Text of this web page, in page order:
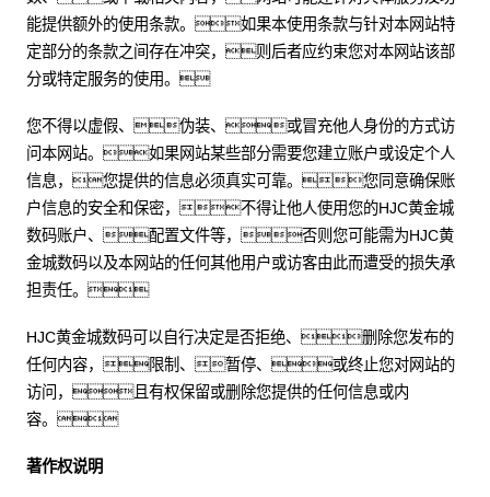
能提供额外的使用条款。如果本使用条款与针对本网站特
定部分的条款之间存在冲突，则后者应约束您对本网站该部
分或特定服务的使用。
您不得以虚假、伪装、或冒充他人身份的方式访
问本网站。如果网站某些部分需要您建立账户或设定个人
信息，您提供的信息必须真实可靠。您同意确保账
户信息的安全和保密，不得让他人使用您的HJC黄金城
数码账户、配置文件等，否则您可能需为HJC黄
金城数码以及本网站的任何其他用户或访客由此而遭受的损失承
担责任。
HJC黄金城数码可以自行决定是否拒绝、删除您发布的
任何内容，限制、暂停、或终止您对网站的
访问，且有权保留或删除您提供的任何信息或内
容。
著作权说明